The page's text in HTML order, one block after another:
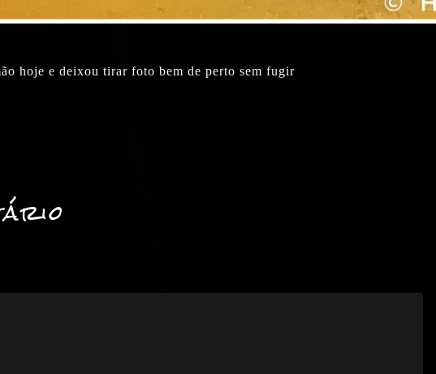
hoje e deixou tirar foto bem de perto sem fugir